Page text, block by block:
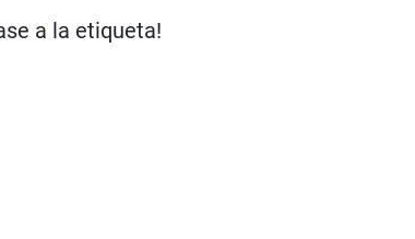
a la etiqueta!